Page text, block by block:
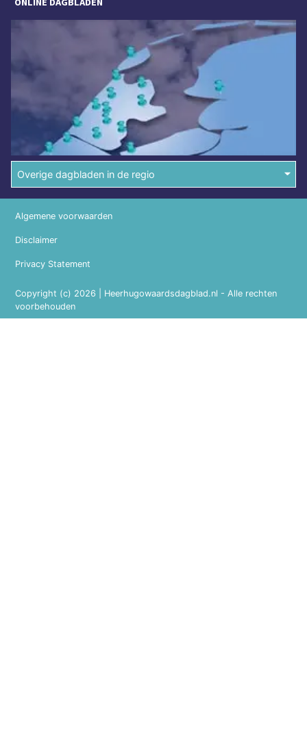
Overige dagbladen in de regio
Copyright (c) 2026 | Heerhugowaardsdagblad.nl - Alle rechten
voorbehouden
Algemene voorwaarden
Disclaimer
Privacy Statement